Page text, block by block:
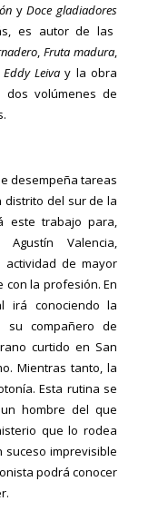
yDoce gladiadores
es autor de las
,Fruta madura,
Leiva y la obra
volúmenes de
desempeña tareas
distrito del sur de la
este trabajo para,
Valencia,
de mayor
con la profesión. En
irá conociendo la
su compañero de
curtido en San
Mientras tanto, la
Esta rutina se
hombre del que
que lo rodea
imprevisible
podrá conocer